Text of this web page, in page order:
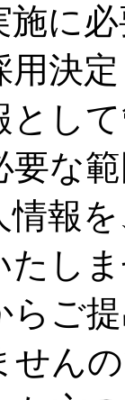
施に
用決
とし
要な
情報
たし
らご
せん